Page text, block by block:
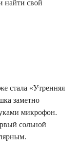
найти свой
стала «Утренняя
заметно
микрофон.
сольной